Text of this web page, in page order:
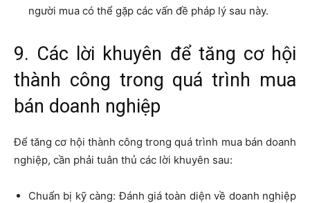
người mua có thể gặp các vấn đề pháp lý sau này.
9. Các lời khuyên để tăng cơ hội
thành công trong quá trình mua
bán doanh nghiệp
Để tăng cơ hội thành công trong quá trình mua bán doanh
nghiệp, cần phải tuân thủ các lời khuyên sau:
Chuẩn bị kỹ càng: Đánh giá toàn diện về doanh nghiệp